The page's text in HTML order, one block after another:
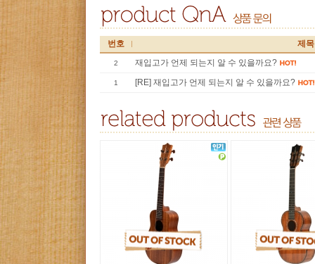
번호 제목
2 재입고가 언제 되는지 알 수 있을까요?
1 [RE] 재입고가 언제 되는지 알 수 있을까요?